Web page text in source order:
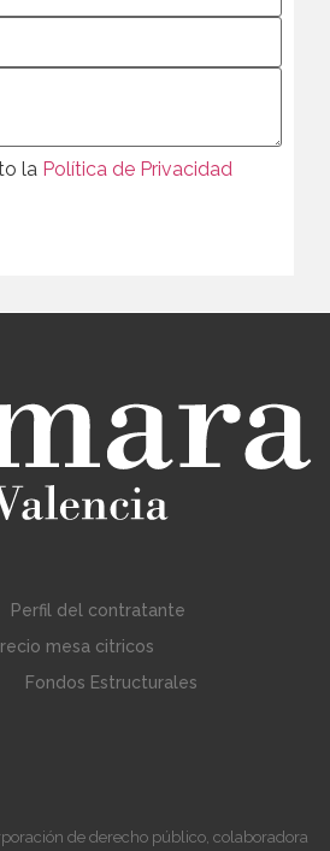
la Política de Privacidad
Perfil del contratante
mesa citricos
Fondos Estructurales
de derecho público, colaboradora